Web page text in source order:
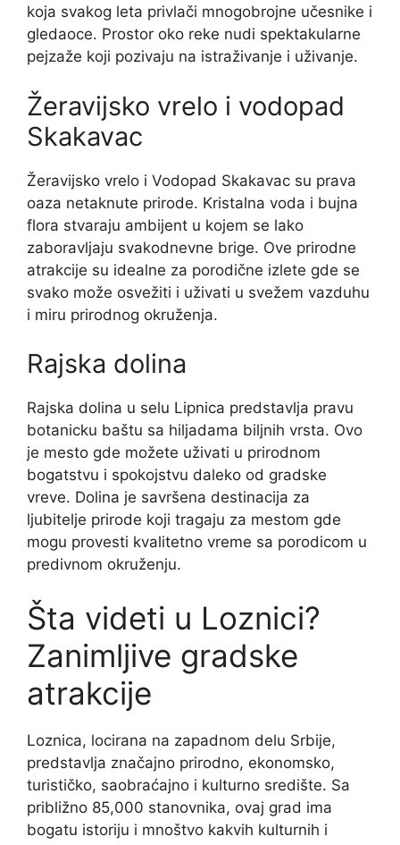
koja svakog leta privlači mnogobrojne učesnike i
gledaoce. Prostor oko reke nudi spektakularne
pejzaže koji pozivaju na istraživanje i uživanje.
Žeravijsko vrelo i vodopad
Skakavac
Žeravijsko vrelo i Vodopad Skakavac su prava
oaza netaknute prirode. Kristalna voda i bujna
flora stvaraju ambijent u kojem se lako
zaboravljaju svakodnevne brige. Ove prirodne
atrakcije su idealne za porodične izlete gde se
svako može osvežiti i uživati u svežem vazduhu
i miru prirodnog okruženja.
Rajska dolina
Rajska dolina u selu Lipnica predstavlja pravu
botanicku baštu sa hiljadama biljnih vrsta. Ovo
je mesto gde možete uživati u prirodnom
bogatstvu i spokojstvu daleko od gradske
vreve. Dolina je savršena destinacija za
ljubitelje prirode koji tragaju za mestom gde
mogu provesti kvalitetno vreme sa porodicom u
predivnom okruženju.
Šta videti u Loznici?
Zanimljive gradske
atrakcije
Loznica, locirana na zapadnom delu Srbije,
predstavlja značajno prirodno, ekonomsko,
turističko, saobraćajno i kulturno središte. Sa
približno 85,000 stanovnika, ovaj grad ima
bogatu istoriju i mnoštvo kakvih kulturnih i